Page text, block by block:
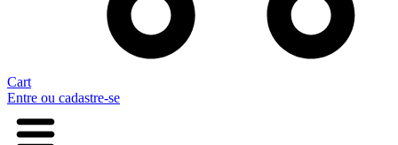
Cart
Entre ou cadastre-se